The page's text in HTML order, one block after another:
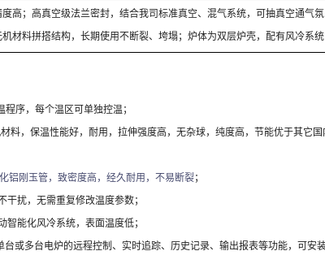
高；高真空级法兰密封，结合我司标准真空、混气系统，可抽真空通气
材料拼搭结构，长期使用不断裂、垮塌；炉体为双层炉壳，配有风冷系
程序，每个温区可单独控温；
料，保温性能好，耐用，拉伸强度高，无杂球，纯度高，节能优于其它
铝刚玉管，致密度高，经久耐用，不易断裂；
扰，无需重复修改温度参数；
能化风冷系统，表面温度低；
或多台电炉的远程控制、实时追踪、历史记录、输出报表等功能，可安